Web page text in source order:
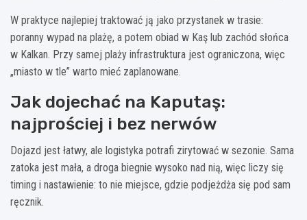
W praktyce najlepiej traktować ją jako przystanek w trasie:
poranny wypad na plażę, a potem obiad w Kaş lub zachód słońca
w Kalkan. Przy samej plaży infrastruktura jest ograniczona, więc
„miasto w tle” warto mieć zaplanowane.
Jak dojechać na Kaputaş:
najprościej i bez nerwów
Dojazd jest łatwy, ale logistyka potrafi zirytować w sezonie. Sama
zatoka jest mała, a droga biegnie wysoko nad nią, więc liczy się
timing i nastawienie: to nie miejsce, gdzie podjeżdża się pod sam
ręcznik.